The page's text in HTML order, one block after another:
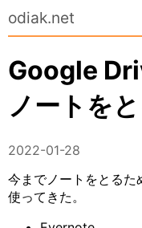
odiak.net
Google
ノートを
2022-01-28
今までノートをとるた
使ってきた。